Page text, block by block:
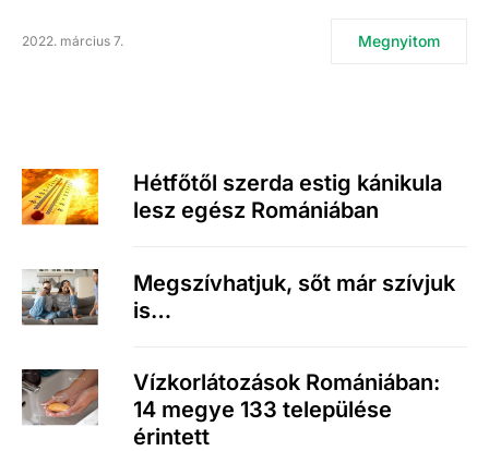
2022. március 7. Megnyitom
Hétfőtől szerda estig kánikula
lesz egész Romániában
Megszívhatjuk, sőt már szívjuk
is…
Vízkorlátozások Romániában:
14 megye 133 települése
érintett